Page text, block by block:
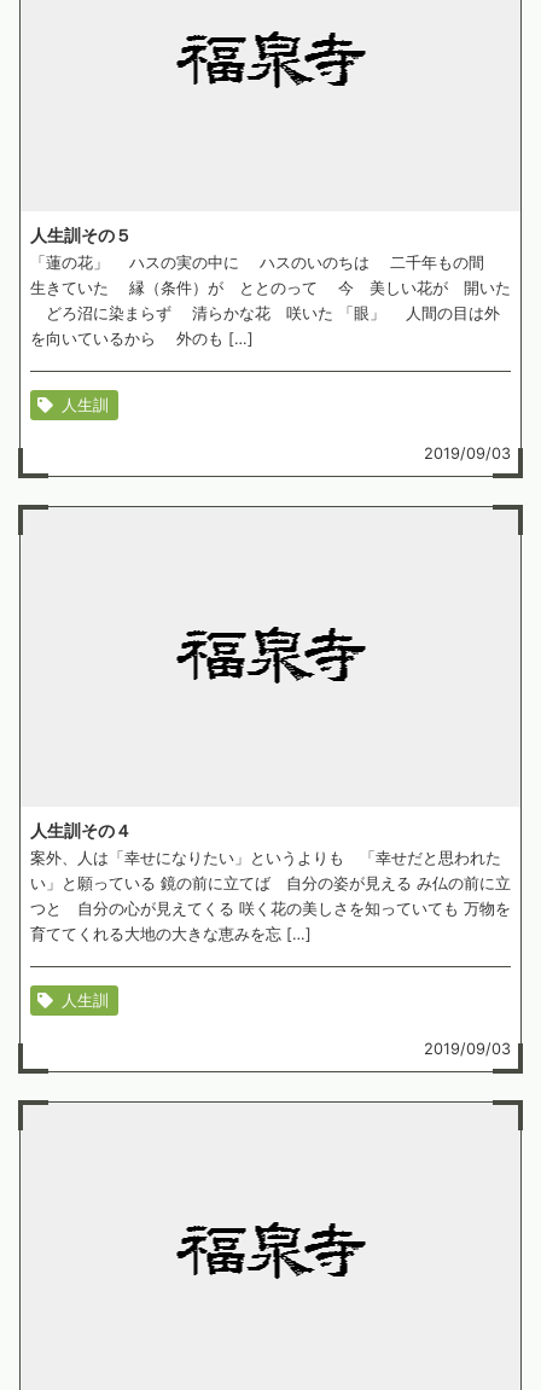
人生訓その５
「蓮の花」 ハスの実の中に ハスのいのちは 二千年もの間
生きていた 縁（条件）が ととのって 今 美しい花が 開いた
どろ沼に染まらず 清らかな花 咲いた 「眼」 人間の目は外
を向いているから 外のも […]
人生訓
2019/09/03
人生訓その４
案外、人は「幸せになりたい」というよりも 「幸せだと思われた
い」と願っている 鏡の前に立てば 自分の姿が見える み仏の前に立
つと 自分の心が見えてくる 咲く花の美しさを知っていても 万物を
育ててくれる大地の大きな恵みを忘 […]
人生訓
2019/09/03